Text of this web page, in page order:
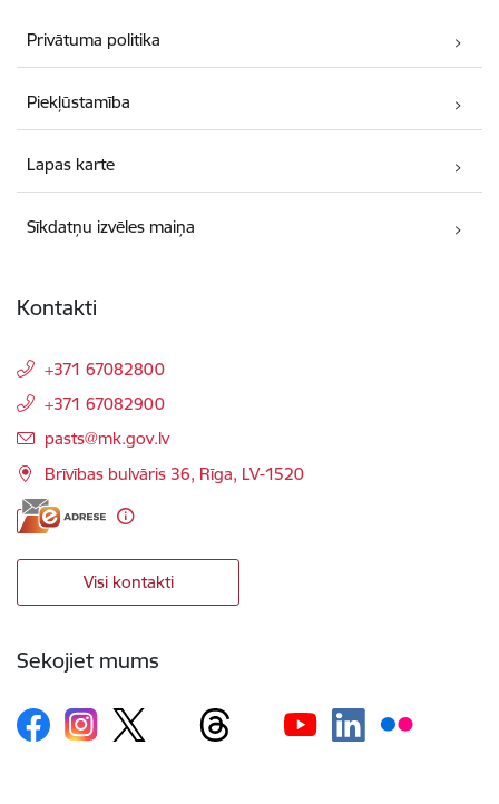
Privātuma politika
Piekļūstamība
Lapas karte
Sīkdatņu izvēles maiņa
Kontakti
+371 67082800
+371 67082900
E-pasts:
pasts@mk.gov.lv
Brīvības bulvāris 36, Rīga, LV-1520
Visi kontakti
Sekojiet mums